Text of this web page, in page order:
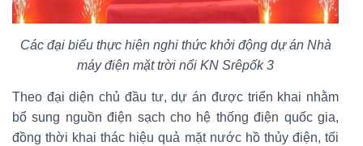
Các đại biểu thực hiện nghi thức khởi động dự án Nhà
máy điện mặt trời nổi KN Srêpốk 3
Theo đại diện chủ đầu tư, dự án được triển khai nhằm
bổ sung nguồn điện sạch cho hệ thống điện quốc gia,
đồng thời khai thác hiệu quả mặt nước hồ thủy điện, tối